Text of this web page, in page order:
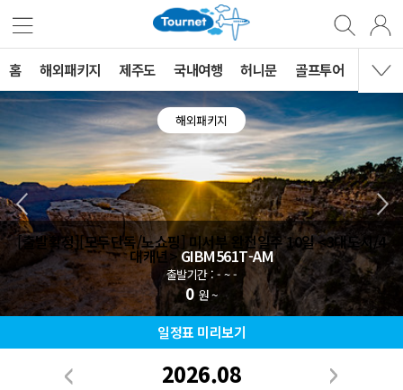
홈 해외패키지 제주도 국내여행 허니문 골프투어 MVG
해외패키지
[출발확정][모두단독/노쇼핑] 미서부 완전일주 10일 <3대도시/4
대캐년>GIBM561T-AM
출발기간 : - ~ -
0 원 ~
일정표 미리보기
2026.08